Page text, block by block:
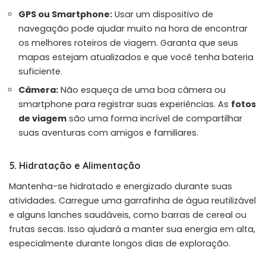
GPS ou Smartphone: Usar um dispositivo de
navegação pode ajudar muito na hora de encontrar
os melhores roteiros de viagem. Garanta que seus
mapas estejam atualizados e que você tenha bateria
suficiente.
Câmera: Não esqueça de uma boa câmera ou
smartphone para registrar suas experiências. As fotos
de viagem são uma forma incrível de compartilhar
suas aventuras com amigos e familiares.
5. Hidratação e Alimentação
Mantenha-se hidratado e energizado durante suas
atividades. Carregue uma garrafinha de água reutilizável
e alguns lanches saudáveis, como barras de cereal ou
frutas secas. Isso ajudará a manter sua energia em alta,
especialmente durante longos dias de exploração.